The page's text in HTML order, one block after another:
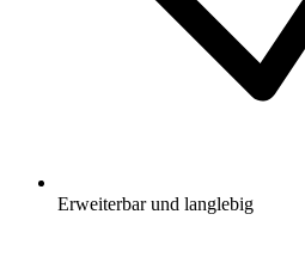
Erweiterbar und langlebig